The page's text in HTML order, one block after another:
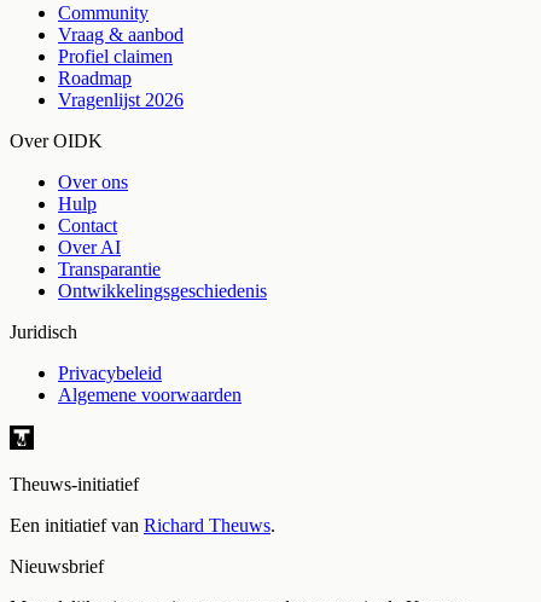
Community
Vraag & aanbod
Profiel claimen
Roadmap
Vragenlijst 2026
Over OIDK
Over ons
Hulp
Contact
Over AI
Transparantie
Ontwikkelingsgeschiedenis
Juridisch
Privacybeleid
Algemene voorwaarden
Theuws-initiatief
Een initiatief van Richard Theuws.
Nieuwsbrief